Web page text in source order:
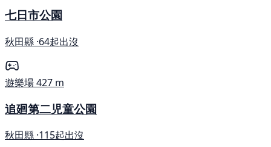
七日市公園
秋田縣 ·64起出沒
遊樂場427 m
追廻第二児童公園
秋田縣 ·115起出沒